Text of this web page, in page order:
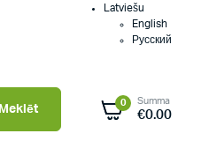
Latviešu
English
Русский
Meklēt 0 Summa
€0.00